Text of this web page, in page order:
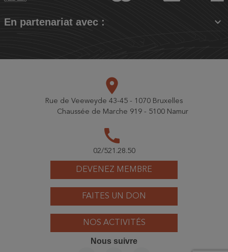
En partenariat avec : 
DEVENEZ MEMBRE
FAITES UN DON
NOS ACTIVITÉS
place
Rue de Veeweyde 43-45 - 1070 Bruxelles
Chaussée de Marche 919 - 5100 Namur
call
02/521.28.50
Nous suivre